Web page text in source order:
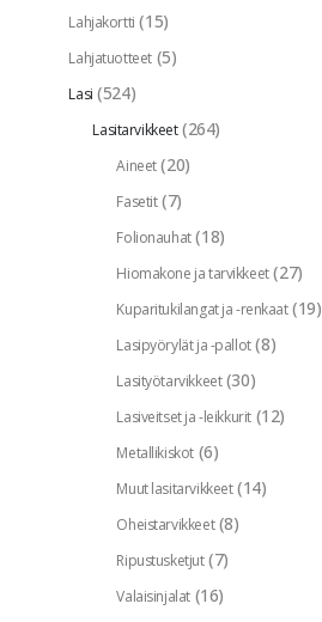
Lahjakortti (15)
Lahjatuotteet (5)
Lasi (524)
Lasitarvikkeet (264)
Aineet (20)
Fasetit (7)
Folionauhat (18)
Hiomakone ja tarvikkeet (27)
Kuparitukilangat ja -renkaat (19)
Lasipyörylät ja -pallot (8)
Lasityötarvikkeet (30)
Lasiveitset ja -leikkurit (12)
Metallikiskot (6)
Muut lasitarvikkeet (14)
Oheistarvikkeet (8)
Ripustusketjut (7)
Valaisinjalat (16)